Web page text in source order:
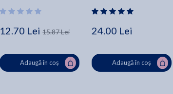
12.70 Lei 15.87 Lei
Adaugă în coș
24.00 Lei
Adaugă în coș